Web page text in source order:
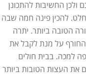
ולכן החשיבות להתכונן
להכין פינה חמה שבה
הטובה ביותר. יתרה
החורף על מנת לקבל את
למכה. בבית חולים
את העצות הטובות ביותר